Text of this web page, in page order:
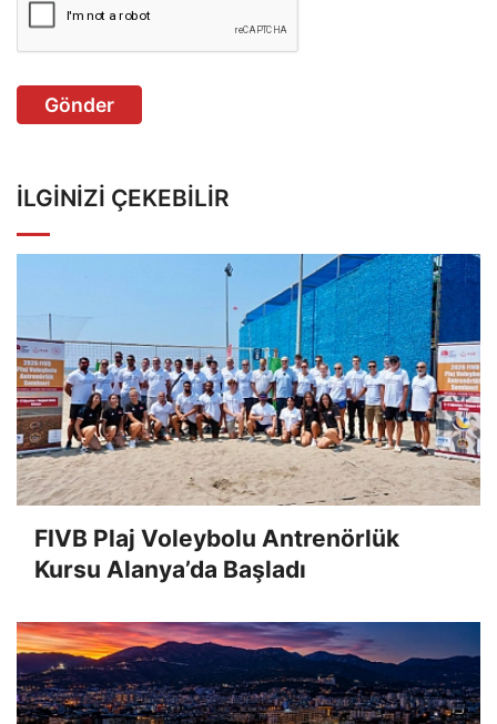
Gönder
İLGINIZI ÇEKEBILIR
FIVB Plaj Voleybolu Antrenörlük
Kursu Alanya’da Başladı